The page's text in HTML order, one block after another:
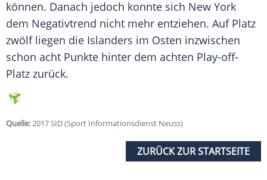
können. Danach jedoch konnte sich New York
dem Negativtrend nicht mehr entziehen. Auf Platz
zwölf liegen die Islanders im Osten inzwischen
schon acht Punkte hinter dem achten Play-off-
Platz zurück.
Quelle:2017 SID (Sport Informationsdienst Neuss)
ZURÜCK ZUR STARTSEITE